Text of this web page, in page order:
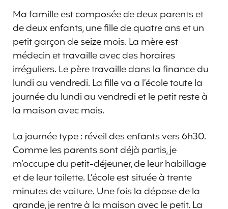
Ma famille est composée de deux parents et
de deux enfants, une fille de quatre ans et un
petit garçon de seize mois. La mère est
médecin et travaille avec des horaires
irréguliers. Le père travaille dans la finance du
lundi au vendredi. La fille va a l’école toute la
journée du lundi au vendredi et le petit reste à
la maison avec mois.
La journée type : réveil des enfants vers 6h30.
Comme les parents sont déjà partis, je
m’occupe du petit-déjeuner, de leur habillage
et de leur toilette. L’école est située à trente
minutes de voiture. Une fois la dépose de la
grande, je rentre à la maison avec le petit. La